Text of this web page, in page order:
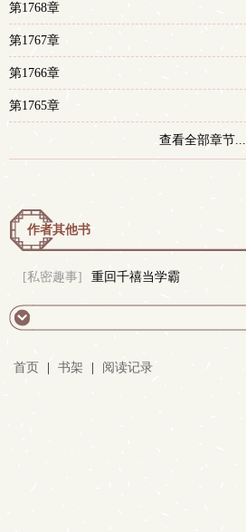
第1768章
第1767章
第1766章
第1765章
查看全部章节...
作者其他书
[私密趣事] 重回千禧当学霸
首页 书架 阅读记录